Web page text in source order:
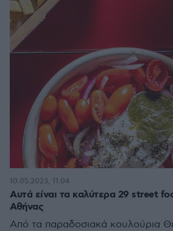
Αυτά είναι τα καλύτερα 29 street
Αθήνας
Από τα παραδοσιακά κουλούρια
10.05.2023, 11:04